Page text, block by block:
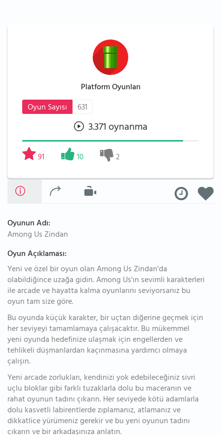
Platform Oyunları
Oyun Sayısı
631
3.371 oynanma
91 10 2
Oyunun Adı:
Among Us Zindan
Oyun Açıklaması:
Yeni ve özel bir oyun olan Among Us Zindan'da
olabildiğince uzağa gidin. Among Us'ın sevimli karakterleri
ile arcade ve hayatta kalma oyunlarını seviyorsanız bu
oyun tam size göre.
Bu oyunda küçük karakter, bir uçtan diğerine geçmek için
her seviyeyi tamamlamaya çalışacaktır. Bu mükemmel
yeni oyunda hedefinize ulaşmak için engellerden ve
tehlikeli düşmanlardan kaçınmasına yardımcı olmaya
çalışın.
Yeni arcade zorlukları, kendinizi yok edebileceğiniz sivri
uçlu bloklar gibi farklı tuzaklarla dolu bu maceranın ve
rahat oyunun tadını çıkarın. Her seviyede kötü adamlarla
dolu kasvetli labirentlerde zıplamanız, atlamanız ve
dikkatlice yürümeniz gerekir ve bu yeni oyunun tadını